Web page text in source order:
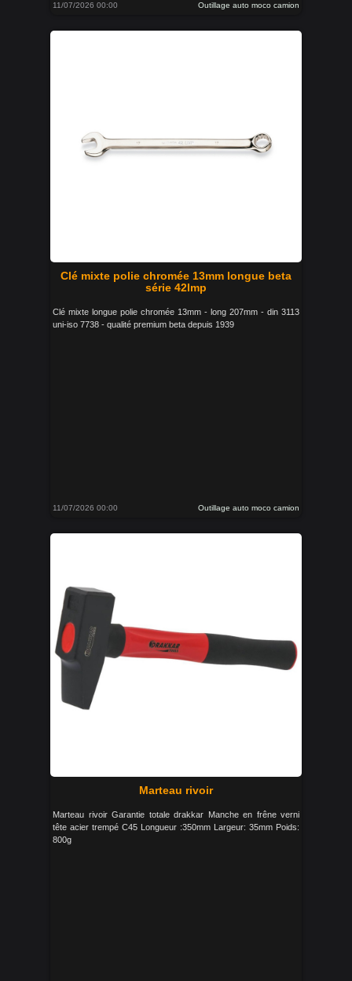
11/07/2026 00:00 Outillage auto moco camion
Clé mixte polie chromée 13mm longue beta
série 42lmp
Clé mixte longue polie chromée 13mm - long 207mm - din 3113
uni-iso 7738 - qualité premium beta depuis 1939
11/07/2026 00:00 Outillage auto moco camion
Marteau rivoir
Marteau rivoir Garantie totale drakkar Manche en frêne verni
tête acier trempé C45 Longueur :350mm Largeur: 35mm Poids:
800g